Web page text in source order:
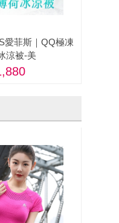
愛菲斯｜QQ極凍
涼被-美